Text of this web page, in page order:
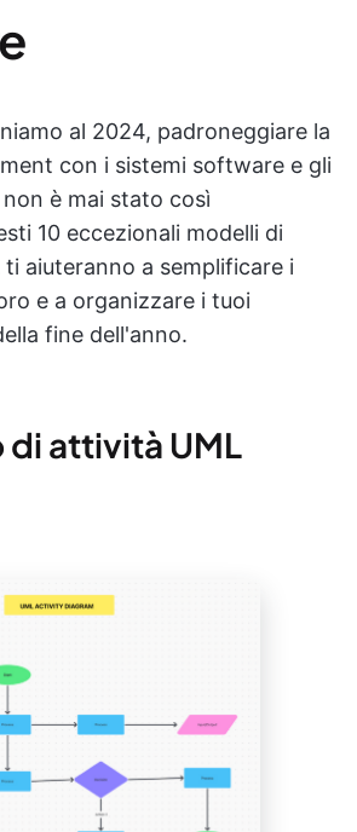
al 2024, padroneggiare la
con i sistemi software e gli
è mai stato così
10 eccezionali modelli di
aiuteranno a semplificare i
e a organizzare i tuoi
fine dell'anno.
di attività UML